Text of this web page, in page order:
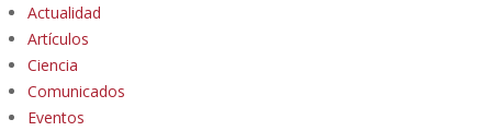
Actualidad
Artículos
Ciencia
Comunicados
Eventos